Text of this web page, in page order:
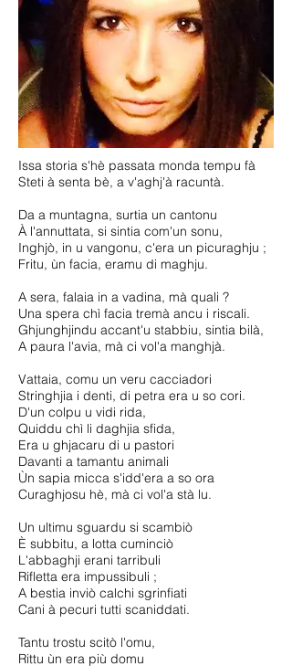
Issa storia s'hè passata monda tempu fà
Steti à senta bè, a v'aghj'à racuntà.
Da a muntagna, surtia un cantonu
À l'annuttata, si sintia com'un sonu,
Inghjò, in u vangonu, c'era un picuraghju ;
Fritu, ùn facia, eramu di maghju.
A sera, falaia in a vadina, mà quali ?
Una spera chì facia tremà ancu i riscali.
Ghjunghjindu accant'u stabbiu, sintia bilà,
A paura l'avia, mà ci vol'a manghjà.
Vattaia, comu un veru cacciadori
Stringhjia i denti, di petra era u so cori.
D'un colpu u vidi rida,
Quiddu chì li daghjia sfida,
Era u ghjacaru di u pastori
Davanti a tamantu animali
Ùn sapia micca s'idd'era a so ora
Curaghjosu hè, mà ci vol'a stà lu.
Un ultimu sguardu si scambiò
È subbitu, a lotta cuminciò
L'abbaghji erani tarribuli
Rifletta era impussibuli ;
A bestia inviò calchi sgrinfiati
Cani à pecuri tutti scaniddati.
Tantu trostu scitò l'omu,
Rittu ùn era più domu